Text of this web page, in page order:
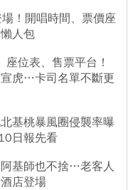
！開唱時間、票價座
人包
位表、售票平台！
虎…卡司名單不斷更
基桃暴風圈侵襲率曝
日報先看
基師也不捨…老客人
店登場